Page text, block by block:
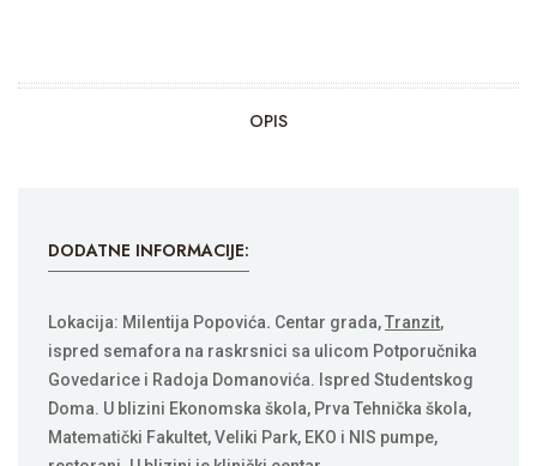
OPIS
DODATNE INFORMACIJE:
Lokacija: Milentija Popovića. Centar grada,Tranzit,
ispred semafora na raskrsnici sa ulicom Potporučnika
Govedarice i Radoja Domanovića. Ispred Studentskog
Doma. U blizini Ekonomska škola, Prva Tehnička škola,
Matematički Fakultet, Veliki Park, EKO i NIS pumpe,